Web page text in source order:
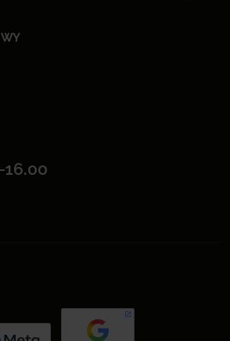
16.00